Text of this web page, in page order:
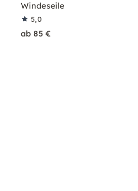
Windeseile
5,0
ab 85 €